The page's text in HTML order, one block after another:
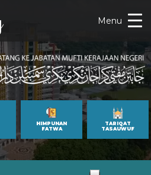
Menu
HIMPUNAN
FATWA
TARIQAT
TASAUWUF